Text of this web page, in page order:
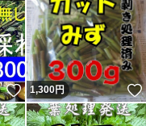
いいね！
1,300円